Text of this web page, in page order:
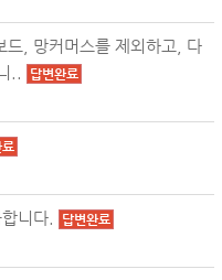
드, 망커머스를 제외하고, 다
..
답변완료
료
니다. 답변완료